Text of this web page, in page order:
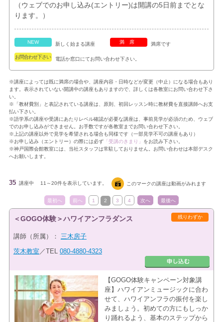
（ウェブでのお申し込み(エントリー)は開講の5日前までとな
ります。）
NEW 新しく始まる講座 満席 満席です
お問合わせ下さい 電話か窓口にてお問い合わせ下さい。
※講座によっては既に満席の場合や、講座内容・日時などが変更（中止）になる場合もあり
ます。表示されていない開講中の講座もありますので、詳しくは各教室にお問い合わせ下さ
い。
※「教材費別」と表記されている講座は、原則、初回レッスン時に教材費を直接講師へお支
払い下さい。
※語学系の講座や受講にあたりレベル確認が必要な講座は、事前見学が必須のため、ウェブ
でのお申し込みができません。お手数ですが各教室までお問い合わせ下さい。
※上記の講座以外で見学を希望される場合も同様です（一部見学不可の講座もあり）
※お申し込み（エントリー）の際には必ず「受講のきまり」 をお読み下さい。
※神戸国際会館教室には、当社スタッフは常駐しておりません。お問い合わせは本部デスク
へお願いします。
35 講座中 11～20件を表示しています。 このマークの講座は動画がみれます
最初へ 前へ 1 2 3 4 次へ 最後へ
残りわずか
＜GOGO体験＞ハワイアンフラダンス
講師（所属）： 三木房子
茨木教室 ／TEL 080-4880-4323
【GOGO体験キャンペーン対象講
座】ハワイアンミュージックに合わ
せて、ハワイアンフラの振付を楽し
みましょう。初めての方にもしっか
り踊れるよう、基本のステップから